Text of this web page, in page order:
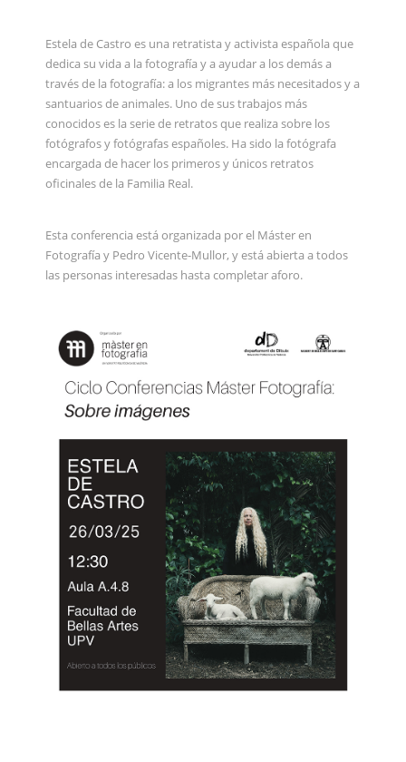
Estela de Castro es una retratista y activista española que
dedica su vida a la fotografía y a ayudar a los demás a
través de la fotografía: a los migrantes más necesitados y a
santuarios de animales. Uno de sus trabajos más
conocidos es la serie de retratos que realiza sobre los
fotógrafos y fotógrafas españoles. Ha sido la fotógrafa
encargada de hacer los primeros y únicos retratos
oficinales de la Familia Real.
Esta conferencia está organizada por el Máster en
Fotografía y Pedro Vicente-Mullor, y está abierta a todos
las personas interesadas hasta completar aforo.